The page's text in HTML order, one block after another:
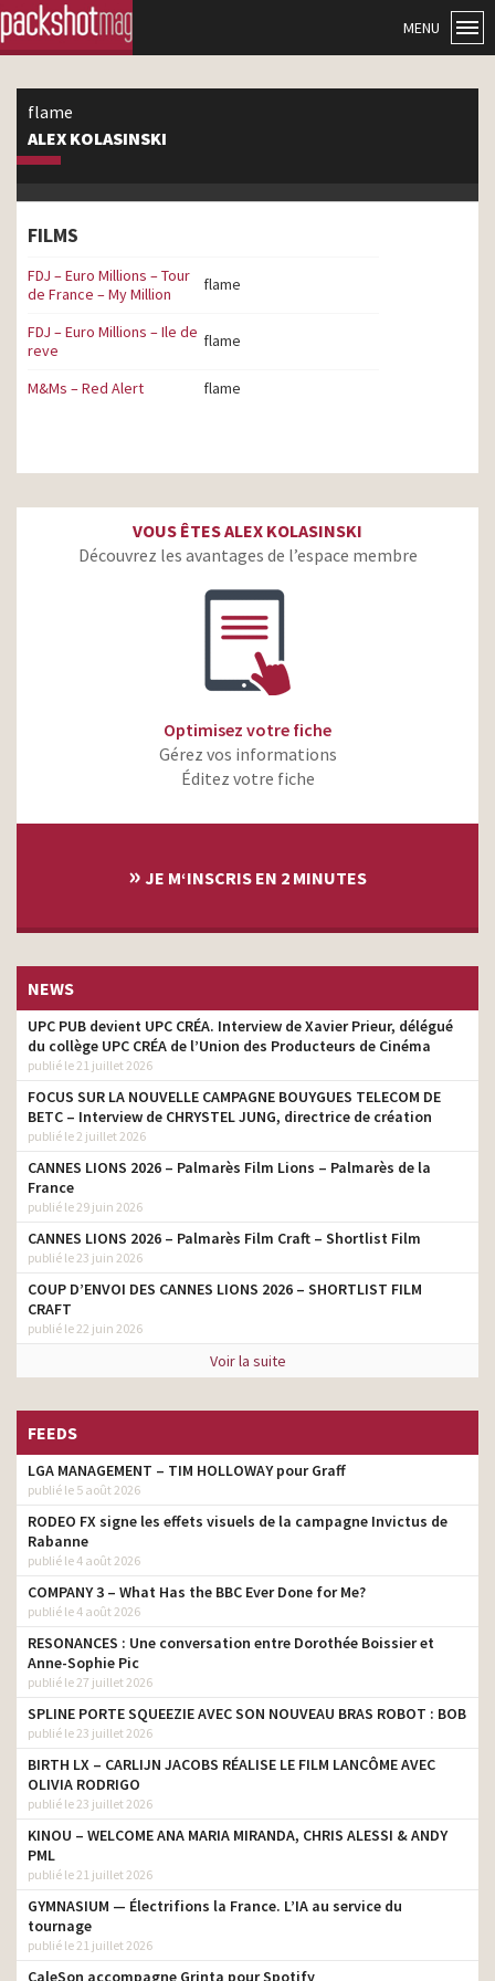
MENU
flame
ALEX KOLASINSKI
FILMS
FDJ – Euro Millions – Tour
de France – My Million
flame
FDJ – Euro Millions – Ile de
reve
flame
M&Ms – Red Alert flame
VOUS ÊTES ALEX KOLASINSKI
Découvrez les avantages de l’espace membre
Optimisez votre fiche
Gérez vos informations
Éditez votre fiche
» JE M‘INSCRIS EN 2 MINUTES
NEWS
UPC PUB devient UPC CRÉA. Interview de Xavier Prieur, délégué
du collège UPC CRÉA de l’Union des Producteurs de Cinéma
publié le 21 juillet 2026
FOCUS SUR LA NOUVELLE CAMPAGNE BOUYGUES TELECOM DE
BETC – Interview de CHRYSTEL JUNG, directrice de création
publié le 2 juillet 2026
CANNES LIONS 2026 – Palmarès Film Lions – Palmarès de la
France
publié le 29 juin 2026
CANNES LIONS 2026 – Palmarès Film Craft – Shortlist Film
publié le 23 juin 2026
COUP D’ENVOI DES CANNES LIONS 2026 – SHORTLIST FILM
CRAFT
publié le 22 juin 2026
Voir la suite
FEEDS
LGA MANAGEMENT – TIM HOLLOWAY pour Graff
publié le 5 août 2026
RODEO FX signe les effets visuels de la campagne Invictus de
Rabanne
publié le 4 août 2026
COMPANY 3 – What Has the BBC Ever Done for Me?
publié le 4 août 2026
RESONANCES : Une conversation entre Dorothée Boissier et
Anne-Sophie Pic
publié le 27 juillet 2026
SPLINE PORTE SQUEEZIE AVEC SON NOUVEAU BRAS ROBOT : BOB
publié le 23 juillet 2026
BIRTH LX – CARLIJN JACOBS RÉALISE LE FILM LANCÔME AVEC
OLIVIA RODRIGO
publié le 23 juillet 2026
KINOU – WELCOME ANA MARIA MIRANDA, CHRIS ALESSI & ANDY
PML
publié le 21 juillet 2026
GYMNASIUM — Électrifions la France. L’IA au service du
tournage
publié le 21 juillet 2026
CaleSon accompagne Grinta pour Spotify